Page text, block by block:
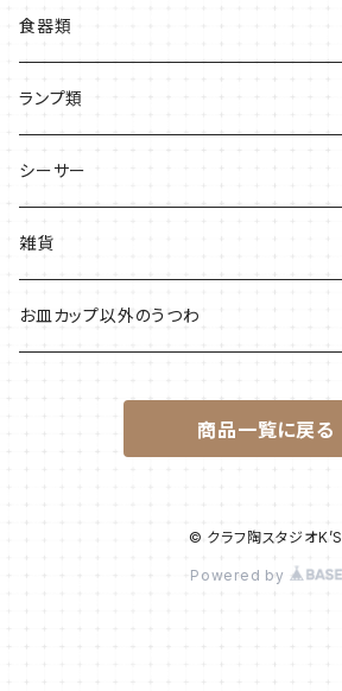
食器類
皿
高台あり
平皿
お椀・どんぶり系
カップ類
ランプ類
シーサー
雑貨
お皿カップ以外のうつわ
商品一覧に戻る
© クラフ陶スタジオK’S
Powered by